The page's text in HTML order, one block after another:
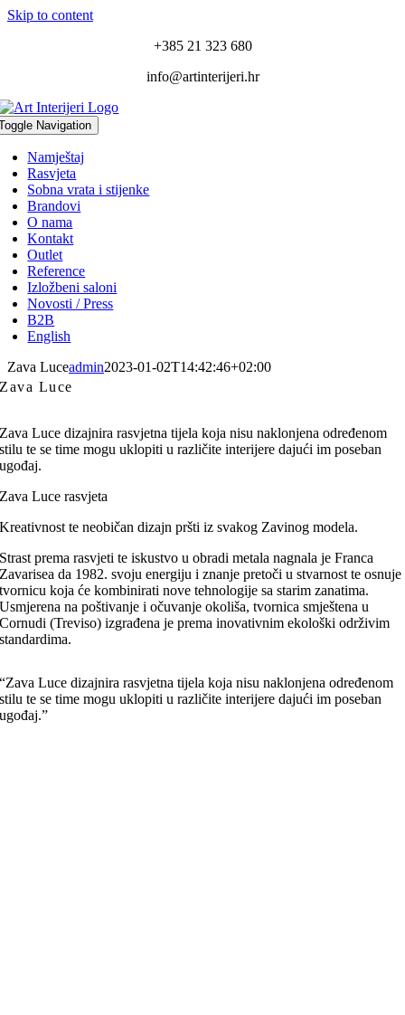
Skip to content
+385 21 323 680
info@artinterijeri.hr
Navigation
Namještaj
Rasvjeta
Sobna vrata i stijenke
Brandovi
O nama
Kontakt
Outlet
Reference
Izložbeni saloni
Novosti / Press
B2B
English
Zava Luceadmin2023-01-02T14:42:46+02:00
Zava Luce
Zava Luce dizajnira rasvjetna tijela koja nisu naklonjena određenom
stilu te se time mogu uklopiti u različite interijere dajući im poseban
ugođaj.
Zava Luce rasvjeta
Kreativnost te neobičan dizajn pršti iz svakog Zavinog modela.
Strast prema rasvjeti te iskustvo u obradi metala nagnala je Franca
Zavarisea da 1982. svoju energiju i znanje pretoči u stvarnost te osnuje
tvornicu koja će kombinirati nove tehnologije sa starim zanatima.
Usmjerena na poštivanje i očuvanje okoliša, tvornica smještena u
Cornudi (Treviso) izgrađena je prema inovativnim ekološki održivim
standardima.
“Zava Luce dizajnira rasvjetna tijela koja nisu naklonjena određenom
stilu te se time mogu uklopiti u različite interijere dajući im poseban
ugođaj.”